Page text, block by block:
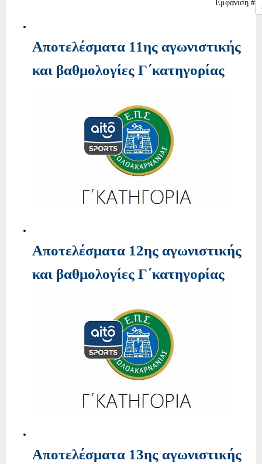
Εμφάνιση #
Αποτελέσματα 11ης αγωνιστικής
και βαθμολογίες Γ΄κατηγορίας
Αποτελέσματα 12ης αγωνιστικής
και βαθμολογίες Γ΄κατηγορίας
Αποτελέσματα 13ης αγωνιστικής